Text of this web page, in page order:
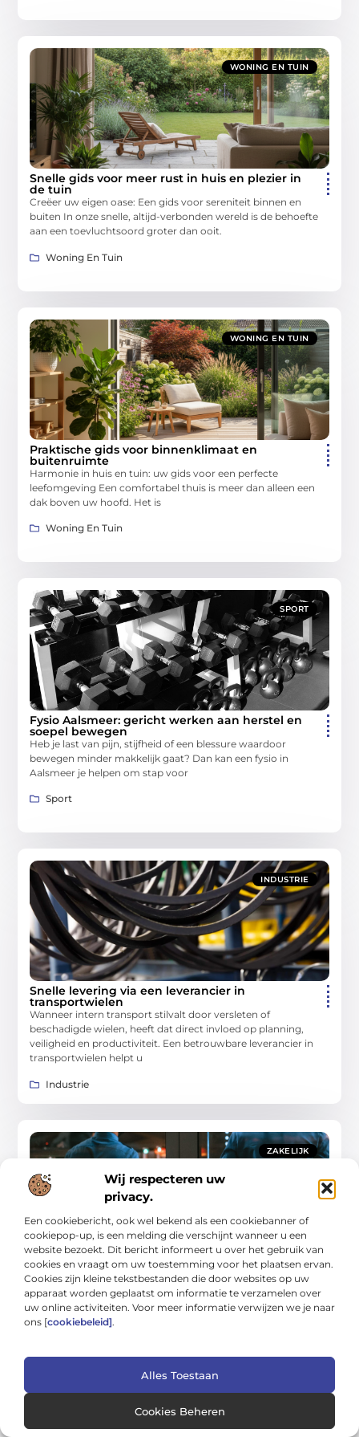
Wij respecteren uw
privacy.
Een cookiebericht, ook wel bekend als een cookiebanner of
cookiepop-up, is een melding die verschijnt wanneer u een
website bezoekt. Dit bericht informeert u over het gebruik van
cookies en vraagt om uw toestemming voor het plaatsen ervan.
Cookies zijn kleine tekstbestanden die door websites op uw
apparaat worden geplaatst om informatie te verzamelen over
uw online activiteiten. Voor meer informatie verwijzen we je naar
ons [cookiebeleid].
Alles Toestaan
Cookies Beheren
WONING EN TUIN
Snelle gids voor meer rust in huis en plezier in
de tuin
Creëer uw eigen oase: Een gids voor sereniteit binnen en
buiten In onze snelle, altijd-verbonden wereld is de behoefte
aan een toevluchtsoord groter dan ooit.
Woning En Tuin
WONING EN TUIN
Praktische gids voor binnenklimaat en
buitenruimte
Harmonie in huis en tuin: uw gids voor een perfecte
leefomgeving Een comfortabel thuis is meer dan alleen een
dak boven uw hoofd. Het is
Woning En Tuin
SPORT
Fysio Aalsmeer: gericht werken aan herstel en
soepel bewegen
Heb je last van pijn, stijfheid of een blessure waardoor
bewegen minder makkelijk gaat? Dan kan een fysio in
Aalsmeer je helpen om stap voor
Sport
INDUSTRIE
Snelle levering via een leverancier in
transportwielen
Wanneer intern transport stilvalt door versleten of
beschadigde wielen, heeft dat direct invloed op planning,
veiligheid en productiviteit. Een betrouwbare leverancier in
transportwielen helpt u
Industrie
ZAKELIJK
Ruimte in je werkweek met een baan in
veiligheid
Flexibel werken met duidelijke afspraken Niet iedereen zoekt
een baan van maandag tot en met vrijdag, van negen tot vijf.
Voor veel mensen is juist